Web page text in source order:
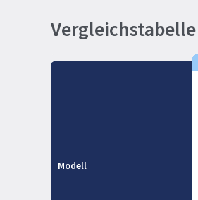
Vergleichstabelle
Modell